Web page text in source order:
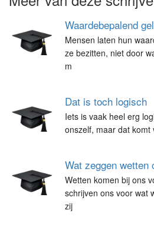
Waardebepalend
Mensen laten hun
ze bezitten, niet door
m
Dat is toch logisch
Iets is vaak heel erg
onszelf, maar dat
Wat zeggen wetten
Wetten komen bij ons
schrijven ons voor wat
zij